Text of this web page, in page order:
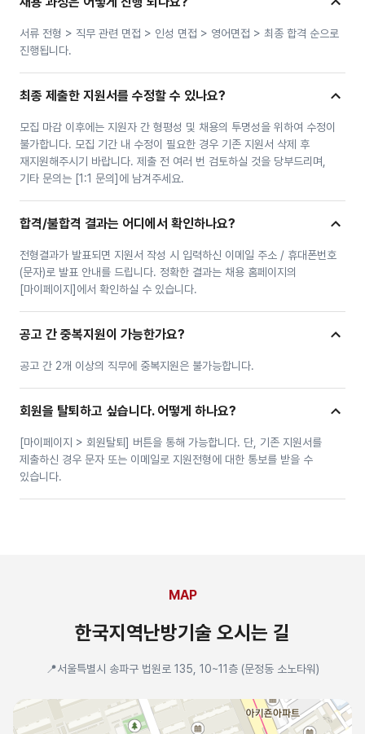
서류 전형 > 직무 관련 면접 > 인성 면접 > 영어면접 > 최종 합격 순으로
진행됩니다.
최종 제출한 지원서를 수정할 수 있나요?
모집 마감 이후에는 지원자 간 형평성 및 채용의 투명성을 위하여 수정이
불가합니다. 모집 기간 내 수정이 필요한 경우 기존 지원서 삭제 후
재지원해주시기 바랍니다. 제출 전 여러 번 검토하실 것을 당부드리며,
기타 문의는 [1:1 문의]에 남겨주세요.
합격/불합격 결과는 어디에서 확인하나요?
전형결과가 발표되면 지원서 작성 시 입력하신 이메일 주소 / 휴대폰번호
(문자)로 발표 안내를 드립니다. 정확한 결과는 채용 홈페이지의
[마이페이지]에서 확인하실 수 있습니다.
공고 간 중복지원이 가능한가요?
공고 간 2개 이상의 직무에 중복지원은 불가능합니다.
회원을 탈퇴하고 싶습니다. 어떻게 하나요?
[마이페이지 > 회원탈퇴] 버튼을 통해 가능합니다. 단, 기존 지원서를
제출하신 경우 문자 또는 이메일로 지원전형에 대한 통보를 받을 수
있습니다.
MAP
한국지역난방기술 오시는 길
📍서울특별시 송파구 법원로 135, 10~11층 (문정동 소노타워)